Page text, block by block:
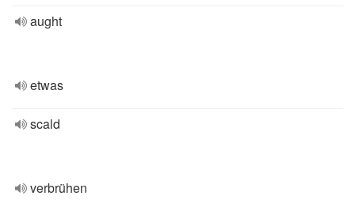
aught
etwas
scald
verbrühen